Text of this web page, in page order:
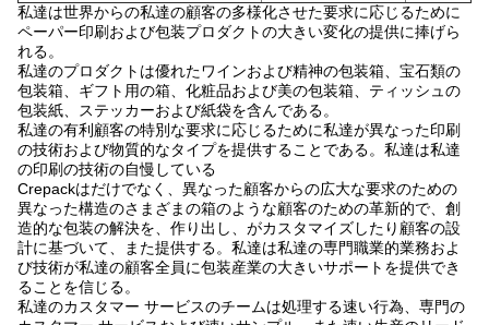
私達は世界からの私達の顧客の多様化させた要求に応じるために
ペーパー印刷および包装プロダクトの大きい変化の提供に捧げら
れる。
私達のプロダクトは優れたワインおよび精神の包装箱、宝石類の
包装箱、ギフト用の箱、化粧品および美の包装箱、ティッシュの
包装紙、ステッカーおよび紙袋を含んである。
私達の有利顧客の特別な要求に応じるために私達が異なった印刷
の技術および物質的なタイプを提供することである。私達は私達
の印刷の技術の自慢している
Crepackはだけでなく、異なった顧客からの広大な要求のための
異なった構造のさまざまの箱のような顧客のための革新的で、創
造的な包装の解決を、作り出し、がカスタマイズしたり顧客の設
計に基づいて、また提供する。私達は私達の専門職業的業務およ
び技術が私達の顧客全員に包装産業の大きいサポートを提供でき
ることを信じる。
私達のカスタマー サービスのチームは処理する速い行為、専門の